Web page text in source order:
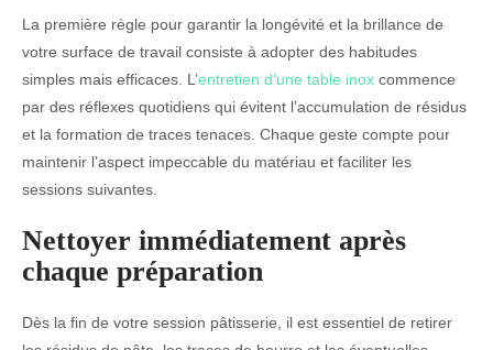
La première règle pour garantir la longévité et la brillance de
votre surface de travail consiste à adopter des habitudes
simples mais efficaces. L’entretien d’une table inox commence
par des réflexes quotidiens qui évitent l’accumulation de résidus
et la formation de traces tenaces. Chaque geste compte pour
maintenir l’aspect impeccable du matériau et faciliter les
sessions suivantes.
Nettoyer immédiatement après
chaque préparation
Dès la fin de votre session pâtisserie, il est essentiel de retirer